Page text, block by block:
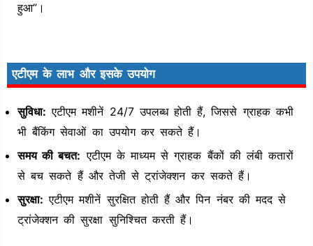
हुआ”।
एटीएम के लाभ और इसके उपयोग
सुविधा: एटीएम मशीनें 24/7 उपलब्ध होती हैं, जिससे ग्राहक कभी
भी बैंकिंग सेवाओं का उपयोग कर सकते हैं।
समय की बचत: एटीएम के माध्यम से ग्राहक बैंकों की लंबी कतारों
से बच सकते हैं और तेजी से ट्रांजेक्शन कर सकते हैं।
सुरक्षा: एटीएम मशीनें सुरक्षित होती हैं और पिन नंबर की मदद से
ट्रांजेक्शन की सुरक्षा सुनिश्चित करती हैं।